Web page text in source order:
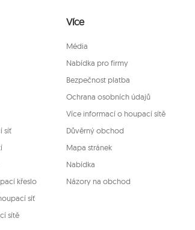
které bylo
síť
křeslo
síť
sítě
Více
Média
Nabídka pro firmy
Bezpečnost platba
Ochrana osobních údajů
Více informací o houpací sítě
Důvěrný obchod
Mapa stránek
Nabídka
Názory na obchod